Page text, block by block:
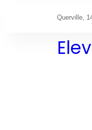
Querville,